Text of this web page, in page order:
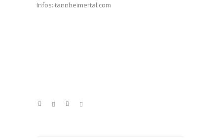
Infos: tannheimertal.com